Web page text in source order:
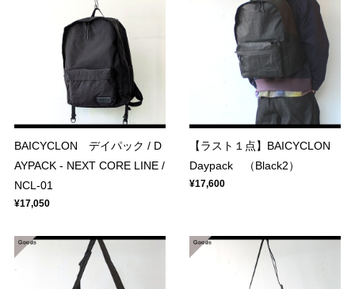
BAICYCLON デイパック / D
AYPACK - NEXT CORE LINE /
NCL-01
¥17,050
【ラスト１点】BAICYCLON
Daypack （Black2）
¥17,600